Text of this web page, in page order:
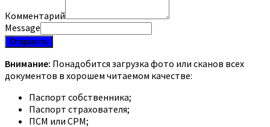
Комментарий
Message
Отправить
Внимание: Понадобится загрузка фото или сканов всех
документов в хорошем читаемом качестве:
Паспорт собственника;
Паспорт страхователя;
ПСМ или СРМ;